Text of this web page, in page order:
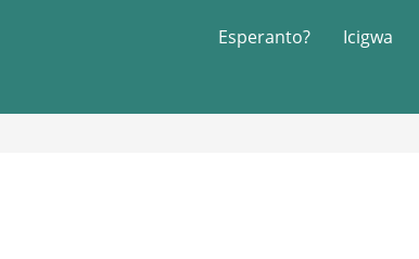
Esperanto? Icigwa